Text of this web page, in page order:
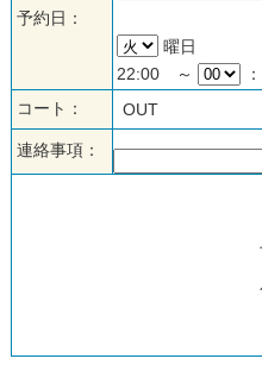
予約日：
曜日
22:00 ～
：
コート：
OUT
連絡事項：